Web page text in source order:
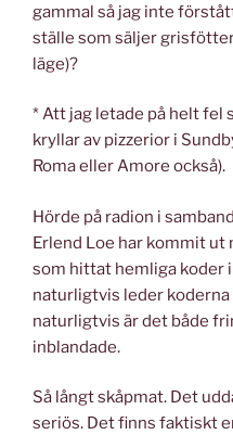
gammal så jag inte
ställe som säljer
läge)?
* Att jag letade på helt fel
kryllar av pizzerior i
Roma eller Amore också).
Hörde på radion i
Erlend Loe har kommit ut
som hittat hemliga koder
naturligtvis leder
naturligtvis är det både
inblandade.
Så långt skåpmat. Det
seriös. Det finns faktiskt